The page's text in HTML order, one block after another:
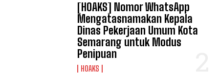
[HOAKS] Nomor WhatsApp
Mengatasnamakan Kepala
Dinas Pekerjaan Umum Kota
Semarang untuk Modus
Penipuan
HOAKS